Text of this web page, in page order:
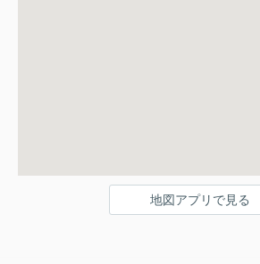
地図アプリで見る